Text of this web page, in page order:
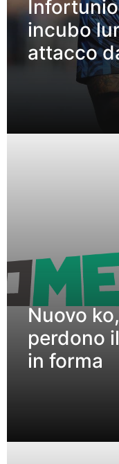
incubo
attacco
Nuovo
perdono
in forma